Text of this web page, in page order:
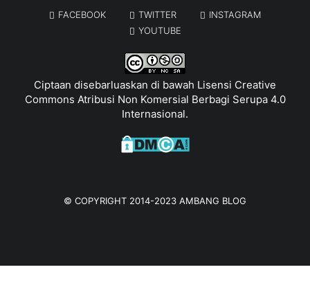
FACEBOOK TWITTER
INSTAGRAM
YOUTUBE
Ciptaan disebarluaskan di bawah Lisensi Creative
Commons Atribusi Non Komersial Berbagi Serupa 4.0
Internasional.
© COPYRIGHT 2014-2023 AMBANG BLOG